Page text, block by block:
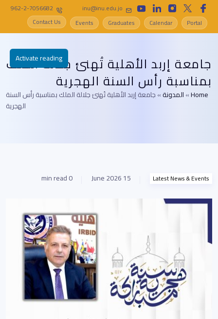
inu@inu.edu.jo
962-2-7056682
Portal
Calendar
Graduates
Events
Contact Us
جامعة إربد الأهلية تُهنئ جلالة الملك
بمناسبة رأس السنة الهجرية
Home
»المدونة»جامعة إربد الأهلية تُهنئ جلالة الملك بمناسبة رأس السنة
الهجرية
Latest News & Events
15 June 2026
0 min read
Activate reading